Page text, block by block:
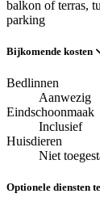
balkon of terras,
parking
Bijkomende kosten
Bedlinnen
Aanwezig
Eindschoonmaak
Inclusief
Huisdieren
Niet
Optionele diensten